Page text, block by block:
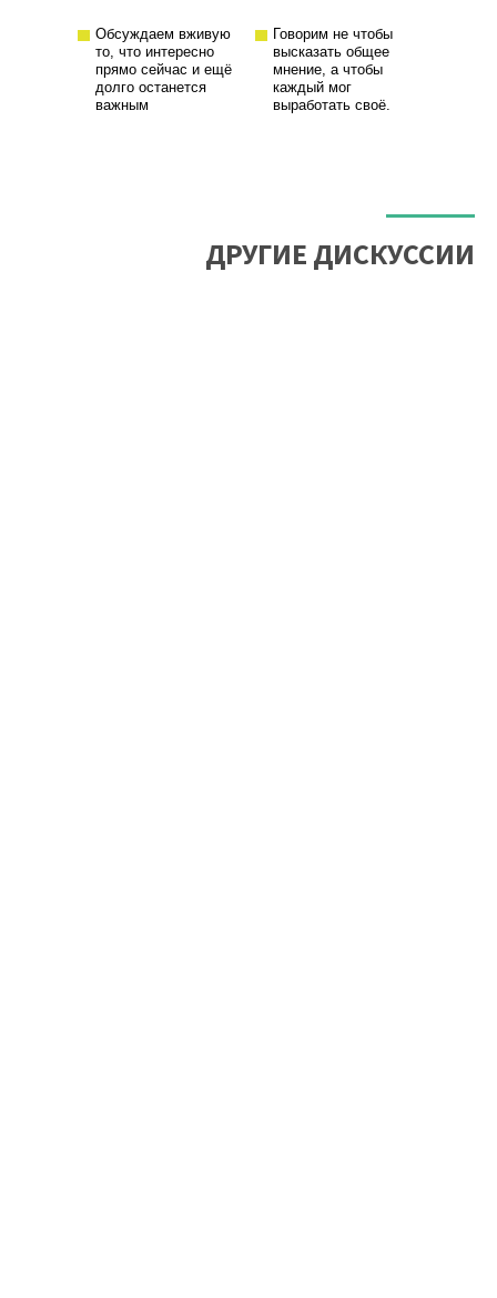
Обсуждаем вживую
то, что интересно
прямо сейчас и ещё
долго останется
важным
Говорим не чтобы
высказать общее
мнение, а чтобы
каждый мог
выработать своё.
ДРУГИЕ ДИСКУССИИ